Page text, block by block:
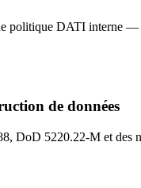
politique DATI interne —
de données
DoD 5220.22-M et des